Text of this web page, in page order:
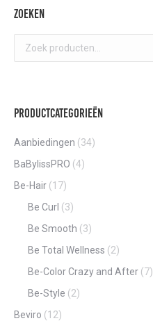
Zoeken
Productcategorieën
Aanbiedingen (34)
BaBylissPRO (4)
Be-Hair (17)
Be Curl (3)
Be Smooth (3)
Be Total Wellness (2)
Be-Color Crazy and After (7)
Be-Style (2)
Beviro (12)